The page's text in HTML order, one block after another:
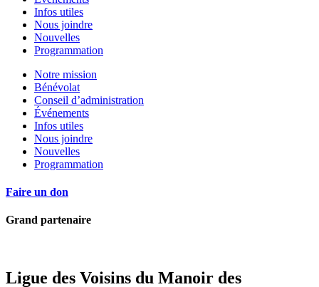
Infos utiles
Nous joindre
Nouvelles
Programmation
Notre mission
Bénévolat
Conseil d’administration
Événements
Infos utiles
Nous joindre
Nouvelles
Programmation
Faire un don
Grand partenaire
Ligue des Voisins du Manoir des